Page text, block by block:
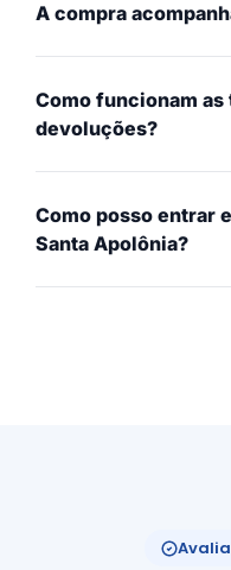
A compra
Como funcionam as
devoluções?
Como posso entrar
Santa Apolônia?